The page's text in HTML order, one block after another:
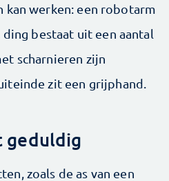
kan werken: een robotarm
bestaat uit een aantal
scharnieren zijn
zit een grijphand.
geduldig
zoals de as van een